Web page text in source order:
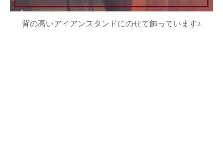
背の高いアイアンスタンドにのせて飾っています♪